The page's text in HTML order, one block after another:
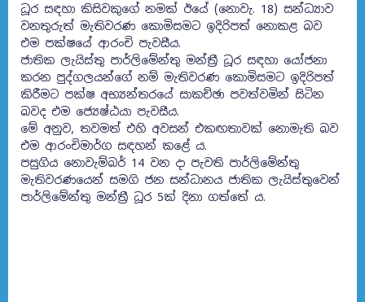
ධූර සඳහා කිසිවකුගේ නමක් ඊයේ (නොවැ. 18) සන්ධ්‍යාව
වනතුරුත් මැතිවරණ කොමිසමට ඉදිරිපත් නොකළ බව
එම පක්ෂයේ ආරංචි පැවසීය.
ජාතික ලැයිස්තු පාර්ලිමේන්තු මන්ත්‍රී ධූර සඳහා ‍යෝජනා
කරන පුද්ගලයන්ගේ නම් මැතිවරණ කොමිසමට ඉදිරිපත්
කිරීමට පක්ෂ අභ්‍යන්තරයේ සාකච්ඡා පවත්වමින් සිටින
බවද එම ජ්‍යෙෂ්ඨයා පැවසීය.
මේ අනුව, තවමත් එහි අවසන් එකඟතාවක් නොමැති බව
එම ආරංචිමාර්ග සඳහන් කළේ ය.
පසුගිය නොවැම්බර් 14 වන දා පැවති පාර්ලිමේන්තු
මැතිවරණයෙන් සමගි ජන සන්ධානය ජාතික ලැයිස්තුවෙන්
පාර්ලිමේන්තු මන්ත්‍රී ධූර 5ක් දිනා ගත්තේ ය.